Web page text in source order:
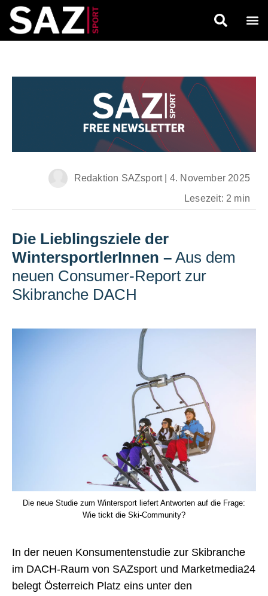
Redaktion SAZsport
4. November 2025
Lesezeit: 2 min
Die Lieblingsziele der
WintersportlerInnen – Aus dem
neuen Consumer-Report zur
Skibranche DACH
Die neue Studie zum Wintersport liefert Antworten auf die Frage:
Wie tickt die Ski-Community?
In der neuen Konsumentenstudie zur Skibranche
im DACH-Raum von SAZsport und Marketmedia24
belegt Österreich Platz eins unter den